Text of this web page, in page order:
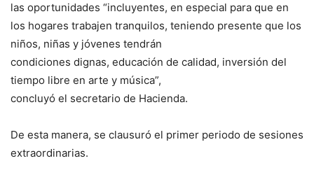
las oportunidades “incluyentes, en especial para que en
los hogares trabajen tranquilos, teniendo presente que los
niños, niñas y jóvenes tendrán
condiciones dignas, educación de calidad, inversión del
tiempo libre en arte y música”,
concluyó el secretario de Hacienda.
De esta manera, se clausuró el primer periodo de sesiones
extraordinarias.